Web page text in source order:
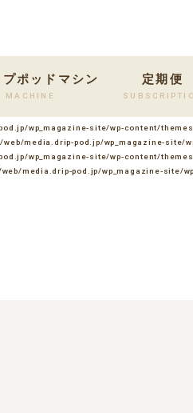
プポッドマシン
MACHINE
定期便
wp_magazine-site/wp-content/
media.drip-pod.jp/wp_magazine-site/
wp_magazine-site/wp-content/
media.drip-pod.jp/wp_magazine-site/